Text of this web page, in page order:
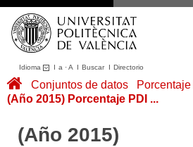
Idioma I a ·A I BuscarI Directorio
Conjuntos de datos
Áreas
Portal de Transparencia
Conjuntos de datos
(Año 2015) Porcentaje PDI ...
(Año 2015)